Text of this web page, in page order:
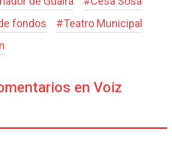
fondos #Teatro Municipal
en Voiz